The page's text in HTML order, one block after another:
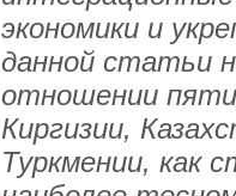
экономики и
данной статьи
отношении пяти
Киргизии,
Туркмении, как